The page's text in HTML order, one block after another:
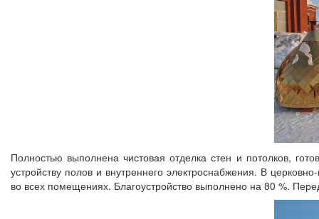
Полностью выполнена чистовая отделка стен и потолков,
устройству полов и внутреннего электроснабжения. В
во всех помещениях. Благоустройство выполнено на 80 %.